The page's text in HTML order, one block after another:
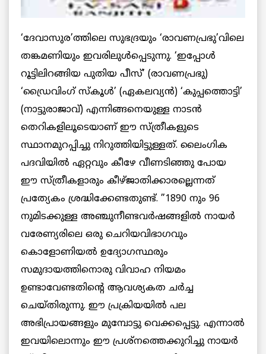
‘ദേവാസുര’ത്തിലെ സുഭദ്രയും ‘രാവണപ്രഭു’വിലെ
തങ്കമണിയും ഇവരിലുള്‍പ്പെടുന്നു. ‘ഇപ്പോള്‍
റൂട്ടിലിറങ്ങിയ പുതിയ പീസ്’ (രാവണപ്രഭു)
‘ഡ്രൈവിംഗ് സ്‌കൂള്‍’ (ഏകലവ്യന്‍) ‘കുപ്പത്തൊട്ടി’
(നാട്ടുരാജാവ്) എന്നിങ്ങനെയുള്ള നാടന്‍
തെറികളിലൂടെയാണ് ഈ സ്ത്രീകളുടെ
സ്ഥാനമുറപ്പിച്ചു നിറുത്തിയിട്ടുള്ളത്. ലൈംഗിക
പദവിയില്‍ ഏറ്റവും കീഴേ വീണടിഞ്ഞു പോയ
ഈ സ്ത്രീകളാരും കീഴ്ജാതിക്കാരല്ലെന്നത്
പ്രത്യേകം ശ്രദ്ധിക്കേണ്ടതുണ്ട്. ”1890 നും 96
നുമിടക്കുള്ള അഞ്ചുനീണ്ടവര്‍ഷങ്ങളില്‍ നായര്‍
വരേണ്യരിലെ ഒരു ചെറിയവിഭാഗവും
കൊളോണിയല്‍ ഉദ്യോഗസ്ഥരും
സമുദായത്തിനൊരു വിവാഹ നിയമം
ഉണ്ടാവേണ്ടതിന്റെ ആവശ്യകത ചര്‍ച്ച
ചെയ്തിരുന്നു. ഈ പ്രക്രിയയില്‍ പല
അഭിപ്രായങ്ങളും മുമ്പോട്ടു വെക്കപ്പെട്ടു. എന്നാല്‍
ഇവയിലൊന്നും ഈ പ്രശ്‌നത്തെക്കുറിച്ചു നായര്‍